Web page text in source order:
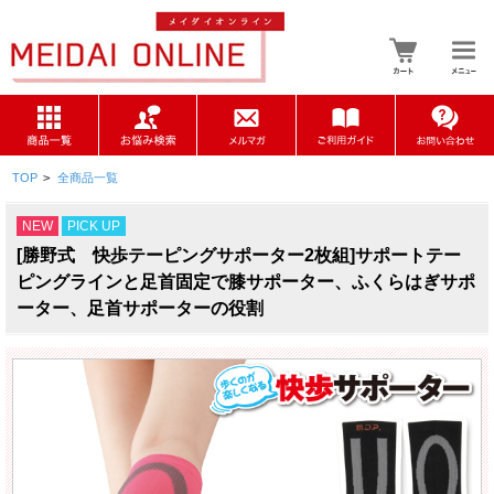
TOP > 全商品一覧
NEW PICK UP
[勝野式 快歩テーピングサポーター2枚組]サポートテー
ピングラインと足首固定で膝サポーター、ふくらはぎサポ
ーター、足首サポーターの役割